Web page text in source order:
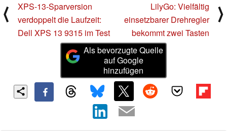
⟨
XPS-13-Sparversion
verdoppelt die Laufzeit:
Dell XPS 13 9315 im Test
LilyGo: Vielfältig
einsetzbarer Drehregler
bekommt zwei Tasten
⟩
Als bevorzugte Quelle
auf Google
hinzufügen